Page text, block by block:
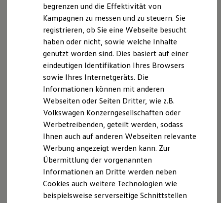
Volkswagen R und R Experience
R-Modelle
R Experience
Driving Experience
Volkswagen entdecken
Werkbesichtigung
Lifestyle Shop
T-Roc Kollektion
Golf Kollektion
Volkswagen Kollektion
R-Kollektion
GTI Kollektion
Fußball Drop
we drive football
#wedriveproud
Besitzer und Service
myVolkswagen
Software Updates
Service und Ersatzteile
Inspektion und HU/AU
und verfügbaren Zahlungsmitteln, erworben werden. Die
Verfügbarkeit von Upgrades-Funktionen kann zwischen
Webshop und In-Car Shop abweichen. IhrVolkswagen
berät Sie ebenfalls gerne bei Fragen zu Upgrades und deren
Verfügbarkeit. Erworbene und aktivierte Upgrades verbleiben
für die Dauer des Aktivierungszeitraums im Fahrzeug, sind
durch alle Fahrer nutzbar und nicht auf andere Fahrzeuge
übertragbar.
Die in dieser Darstellung gezeigten Fahrzeuge und
Ausstattungen können in einzelnen Details vom aktuellen
deutschen Lieferprogramm abweichen. Abgebildet sind
teilweise Sonderausstattungen der Fahrzeuge gegen
Mehrpreis.
Bitte beachten Sie auch unseren Konfigurator für eine
Übersicht der aktuell verfügbaren Modelle und Ausstattungen.
Die angegebenen Verbrauchs- und Emissionswerte beziehen
sich nicht auf ein einzelnes Fahrzeug und sind nicht Bestandteil
des Angebots, sondern dienen allein Vergleichszwecken
begrenzen und die Effektivität von
Kampagnen zu messen und zu steuern. Sie
registrieren, ob Sie eine Webseite besucht
haben oder nicht, sowie welche Inhalte
genutzt worden sind. Dies basiert auf einer
eindeutigen Identifikation Ihres Browsers
sowie Ihres Internetgeräts. Die
Informationen können mit anderen
Webseiten oder Seiten Dritter, wie z.B.
Volkswagen Konzerngesellschaften oder
Werbetreibenden, geteilt werden, sodass
Ihnen auch auf anderen Webseiten relevante
Werbung angezeigt werden kann. Zur
Übermittlung der vorgenannten
Informationen an Dritte werden neben
Cookies auch weitere Technologien wie
beispielsweise serverseitige Schnittstellen